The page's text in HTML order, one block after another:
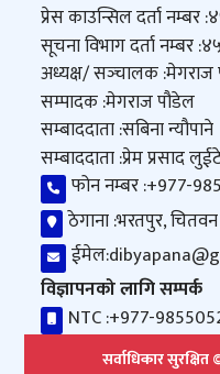
प्रेस काउन्सिल दर्ता नम्बर :
सूचना विभाग दर्ता नम्बर :
अध्यक्ष/ सञ्‍चालक :मेगराज
सम्पादक :मेगराज पौडेल
सम्बाददाता :सबिना न्यौपाने
सम्बाददाता :प्रेम प्रसाद
फोन नम्बर :+977-
ठेगाना :भरतपुर, चितवन
ईमेल:
विज्ञापनको लागि सम्पर्क
NTC :+977-
सर्वाधिकार सुरक्षित